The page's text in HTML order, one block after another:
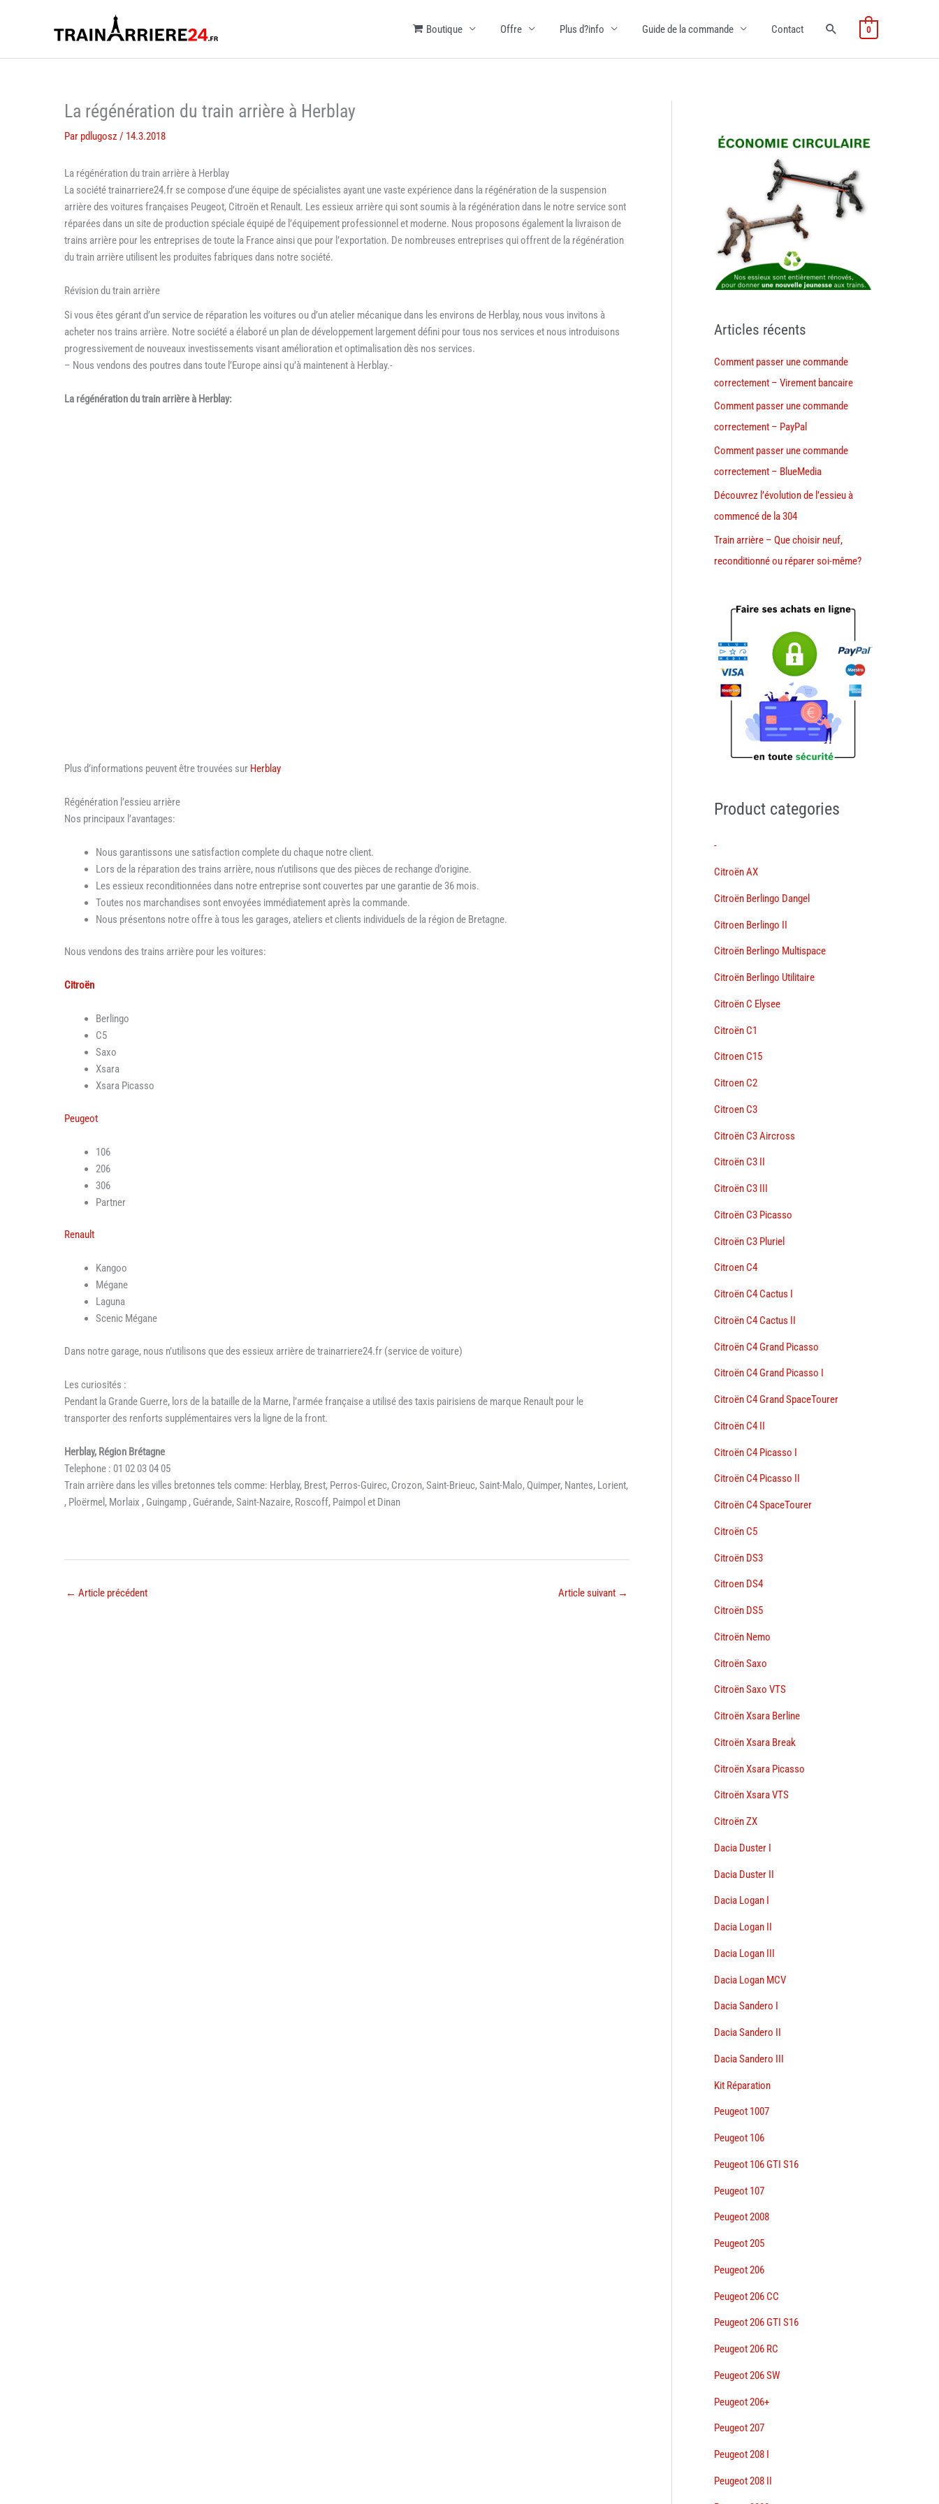
Boutique Offre Plus d?info Guide de la commande Contact 0
La régénération du train arrière à Herblay
Par pdlugosz / 14.3.2018
La régénération du train arrière à Herblay
La société trainarriere24.fr se compose d’une équipe de spécialistes ayant une vaste expérience dans la régénération de la suspension
arrière des voitures françaises Peugeot, Citroën et Renault. Les essieux arrière qui sont soumis à la régénération dans le notre service sont
réparées dans un site de production spéciale équipé de l’équipement professionnel et moderne. Nous proposons également la livraison de
trains arrière pour les entreprises de toute la France ainsi que pour l’exportation. De nombreuses entreprises qui offrent de la régénération
du train arrière utilisent les produites fabriques dans notre société.
Révision du train arrière
Si vous êtes gérant d’un service de réparation les voitures ou d’un atelier mécanique dans les environs de Herblay, nous vous invitons à
acheter nos trains arrière. Notre société a élaboré un plan de développement largement défini pour tous nos services et nous introduisons
progressivement de nouveaux investissements visant amélioration et optimalisation dès nos services.
– Nous vendons des poutres dans toute l’Europe ainsi qu’à maintenent à Herblay.-
La régénération du train arrière à Herblay:
Plus d’informations peuvent être trouvées sur Herblay
Régénération l’essieu arrière
Nos principaux l’avantages:
Nous garantissons une satisfaction complete du chaque notre client.
Lors de la réparation des trains arrière, nous n’utilisons que des pièces de rechange d’origine.
Les essieux reconditionnées dans notre entreprise sont couvertes par une garantie de 36 mois.
Toutes nos marchandises sont envoyées immédiatement après la commande.
Nous présentons notre offre à tous les garages, ateliers et clients individuels de la région de Bretagne.
Nous vendons des trains arrière pour les voitures:
Citroën
Berlingo
C5
Saxo
Xsara
Xsara Picasso
Peugeot
106
206
306
Partner
Renault
Kangoo
Mégane
Laguna
Scenic Mégane
Dans notre garage, nous n’utilisons que des essieux arrière de trainarriere24.fr (service de voiture)
Les curiosités :
Pendant la Grande Guerre, lors de la bataille de la Marne, l’armée française a utilisé des taxis pairisiens de marque Renault pour le
transporter des renforts supplémentaires vers la ligne de la front.
Herblay, Région Brétagne
Telephone : 01 02 03 04 05
Train arrière dans les villes bretonnes tels comme: Herblay, Brest, Perros-Guirec, Crozon, Saint-Brieuc, Saint-Malo, Quimper, Nantes, Lorient,
, Ploërmel, Morlaix , Guingamp , Guérande, Saint-Nazaire, Roscoff, Paimpol et Dinan
← Article précédent Article suivant →
Articles récents
Comment passer une commande
correctement – Virement bancaire
Comment passer une commande
correctement – PayPal
Comment passer une commande
correctement – BlueMedia
Découvrez l’évolution de l’essieu à
commencé de la 304
Train arrière – Que choisir neuf,
reconditionné ou réparer soi-même?
Product categories
-
Citroën AX
Citroën Berlingo Dangel
Citroen Berlingo II
Citroën Berlingo Multispace
Citroën Berlingo Utilitaire
Citroën C Elysee
Citroën C1
Citroen C15
Citroen C2
Citroen C3
Citroën C3 Aircross
Citroën C3 II
Citroën C3 III
Citroën C3 Picasso
Citroën C3 Pluriel
Citroen C4
Citroën C4 Cactus I
Citroën C4 Cactus II
Citroën C4 Grand Picasso
Citroën C4 Grand Picasso I
Citroën C4 Grand SpaceTourer
Citroën C4 II
Citroën C4 Picasso I
Citroën C4 Picasso II
Citroën C4 SpaceTourer
Citroën C5
Citroën DS3
Citroen DS4
Citroën DS5
Citroën Nemo
Citroën Saxo
Citroën Saxo VTS
Citroën Xsara Berline
Citroën Xsara Break
Citroën Xsara Picasso
Citroën Xsara VTS
Citroën ZX
Dacia Duster I
Dacia Duster II
Dacia Logan I
Dacia Logan II
Dacia Logan III
Dacia Logan MCV
Dacia Sandero I
Dacia Sandero II
Dacia Sandero III
Kit Réparation
Peugeot 1007
Peugeot 106
Peugeot 106 GTI S16
Peugeot 107
Peugeot 2008
Peugeot 205
Peugeot 206
Peugeot 206 CC
Peugeot 206 GTI S16
Peugeot 206 RC
Peugeot 206 SW
Peugeot 206+
Peugeot 207
Peugeot 208 I
Peugeot 208 II